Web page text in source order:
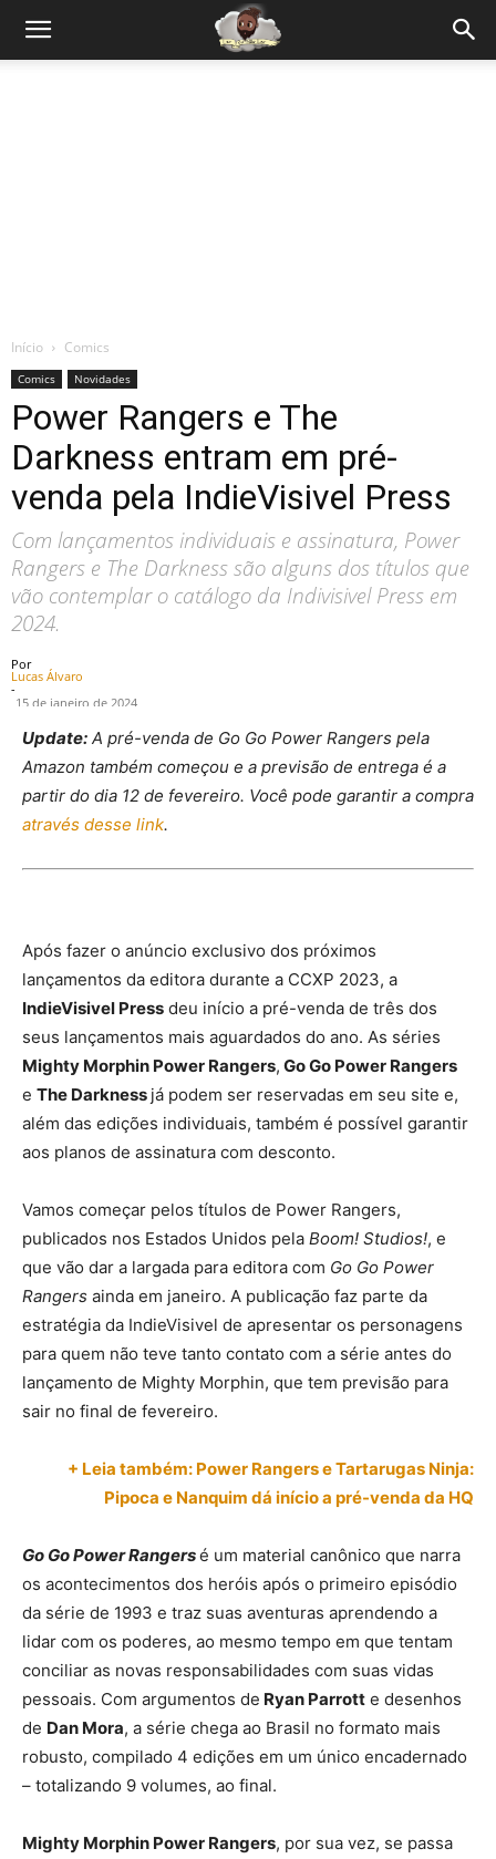
Início Comics
Comics Novidades
Power Rangers e The
Darkness entram em pré-
venda pela IndieVisivel Press
Com lançamentos individuais e assinatura, Power
Rangers e The Darkness são alguns dos títulos que
vão contemplar o catálogo da Indivisivel Press em
2024.
Por
Lucas Álvaro
-
15 de janeiro de 2024
Update: A pré-venda de Go Go Power Rangers pela
Amazon também começou e a previsão de entrega é a
partir do dia 12 de fevereiro. Você pode garantir a compra
através desse link.
Após fazer o anúncio exclusivo dos próximos
lançamentos da editora durante a CCXP 2023, a
IndieVisivel Press deu início a pré-venda de três dos
seus lançamentos mais aguardados do ano. As séries
Mighty Morphin Power Rangers, Go Go Power Rangers
e The Darkness já podem ser reservadas em seu site e,
além das edições individuais, também é possível garantir
aos planos de assinatura com desconto.
Vamos começar pelos títulos de Power Rangers,
publicados nos Estados Unidos pela Boom! Studios!, e
que vão dar a largada para editora com Go Go Power
Rangers ainda em janeiro. A publicação faz parte da
estratégia da IndieVisivel de apresentar os personagens
para quem não teve tanto contato com a série antes do
lançamento de Mighty Morphin, que tem previsão para
sair no final de fevereiro.
+ Leia também: Power Rangers e Tartarugas Ninja:
Pipoca e Nanquim dá início a pré-venda da HQ
Go Go Power Rangersé um material canônico que narra
os acontecimentos dos heróis após o primeiro episódio
da série de 1993 e traz suas aventuras aprendendo a
lidar com os poderes, ao mesmo tempo em que tentam
conciliar as novas responsabilidades com suas vidas
pessoais. Com argumentos de Ryan Parrott e desenhos
de Dan Mora, a série chega ao Brasil no formato mais
robusto, compilado 4 edições em um único encadernado
– totalizando 9 volumes, ao final.
Mighty Morphin Power Rangers, por sua vez, se passa